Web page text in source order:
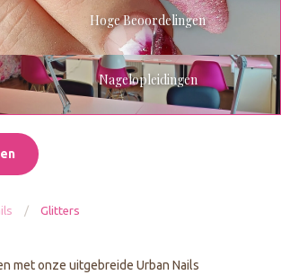
Hoge Beoordelingen
Nagelopleidingen
/ Glitters
met onze uitgebreide Urban Nails